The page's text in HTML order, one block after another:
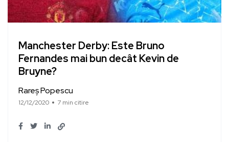
Manchester Derby: Este Bruno
Fernandes mai bun decât Kevin de
Bruyne?
Rareș Popescu
12/12/2020 7 min citire